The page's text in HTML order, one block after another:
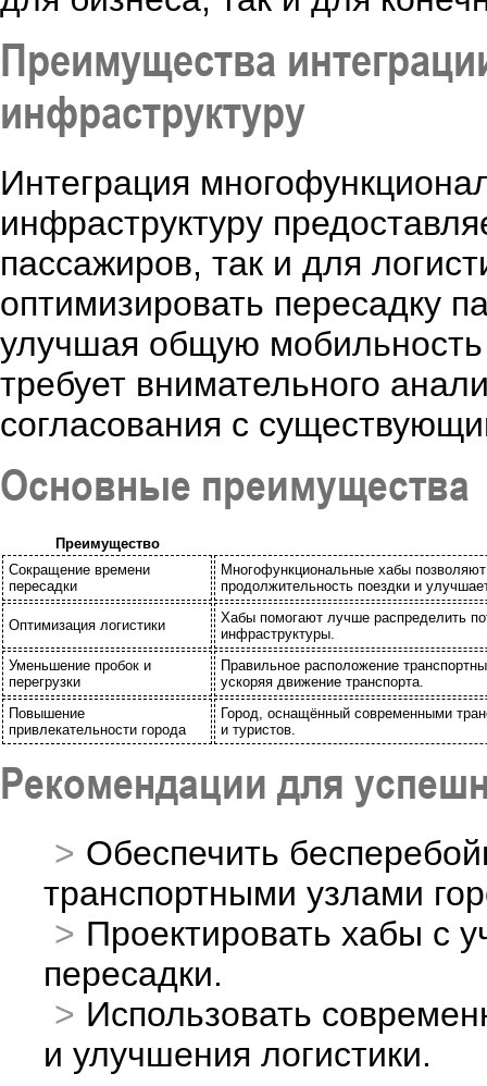
Преимущества
инфраструктуру
Интеграция
инфраструктуру
пассажиров, так и для
оптимизировать пересадку
улучшая общую мобильность
требует внимательного
согласования с
Основные преимущества
Преимущество
Сокращение времени
пересадки
Многофункциональные хабы
продолжительность поездки и
Оптимизация логистики
Хабы помогают лучше распределить
инфраструктуры.
Уменьшение пробок и
перегрузки
Правильное расположение
ускоряя движение транспорта.
Повышение
привлекательности города
Город, оснащённый современными
и туристов.
Рекомендации для
Обеспечить
транспортными узлами
Проектировать хабы с
пересадки.
Использовать
и улучшения логистики.